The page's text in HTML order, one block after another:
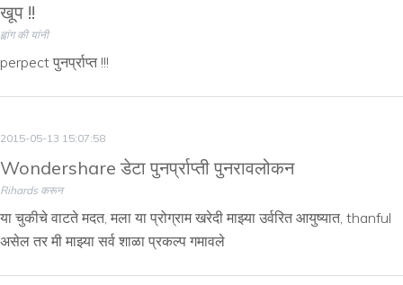
खूप !!
ह्वांग की यांनी
perpect पुनर्प्राप्त !!!
2015-05-13 15:07:58
Wondershare डेटा पुनर्प्राप्ती पुनरावलोकन
Rihards करून
या चुकीचे वाटते मदत, मला या प्रोग्राम खरेदी माझ्या उर्वरित आयुष्यात, thanful
असेल तर मी माझ्या सर्व शाळा प्रकल्प गमावले